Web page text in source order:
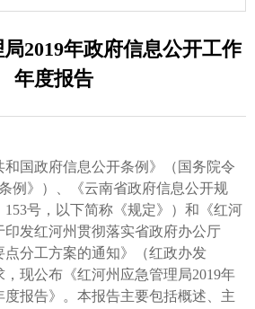
2019年政府信息公开工作
年度报告
国政府信息公开条例》（国务院令
例》）、《云南省政府信息公开规
153号，以下简称《规定》）和《红河
发红河州贯彻落实省政府办公厅
点分工方案的通知》（红政办发
，现公布《红河州应急管理局2019年
度报告》。本报告主要包括概述、主